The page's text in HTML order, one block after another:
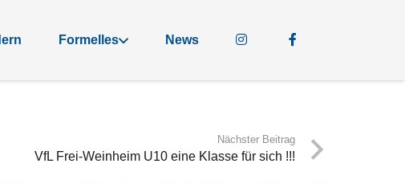
Formelles News
Nächster Beitrag
VfL Frei-Weinheim U10 eine Klasse für sich !!!